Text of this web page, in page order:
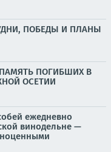
ПОБЕДЫ И ПЛАНЫ
ПОГИБШИХ В
ОСЕТИИ
ежедневно
винодельне —